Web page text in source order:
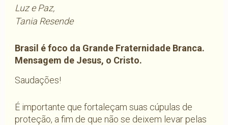
Luz e Paz,
Tania Resende
Brasil é foco da Grande Fraternidade Branca.
Mensagem de Jesus, o Cristo.
Saudações!
É importante que fortaleçam suas cúpulas de
proteção, a fim de que não se deixem levar pelas